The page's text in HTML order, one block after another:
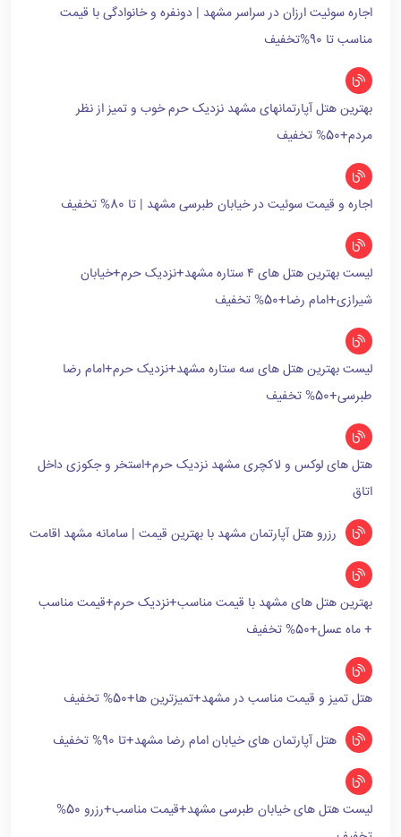
اجاره سوئیت ارزان در سراسر مشهد | دونفره و خانوادگی با قیمت
مناسب تا 90%تخفیف
بهترین هتل آپارتمانهای مشهد نزدیک حرم خوب و تمیز از نظر
مردم+50% تخفیف
اجاره و قیمت سوئیت در خیابان طبرسی مشهد | تا 80% تخفیف
لیست بهترین هتل های ۴ ستاره مشهد+نزدیک حرم+خیابان
شیرازی+امام رضا+50% تخفیف
لیست بهترین هتل های سه ستاره مشهد+نزدیک حرم+امام رضا
طبرسی+50% تخفیف
هتل های لوکس و لاکچری مشهد نزدیک حرم+استخر و جکوزی داخل
اتاق
رزرو هتل آپارتمان مشهد با بهترین قیمت | سامانه مشهد اقامت
بهترین هتل های مشهد با قیمت مناسب+نزدیک حرم+قیمت مناسب
+ ماه عسل+50% تخفیف
هتل تمیز و قیمت مناسب در مشهد+تمیزترین ها+50% تخفیف
هتل آپارتمان های خیابان امام رضا مشهد+تا 90% تخفیف
لیست هتل های خیابان طبرسی مشهد+قیمت مناسب+رزرو 50%